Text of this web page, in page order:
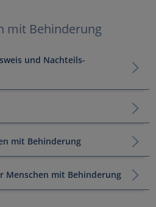
mit Behinderung
und Nachteils-
mit Behinderung
Menschen mit Behinderung